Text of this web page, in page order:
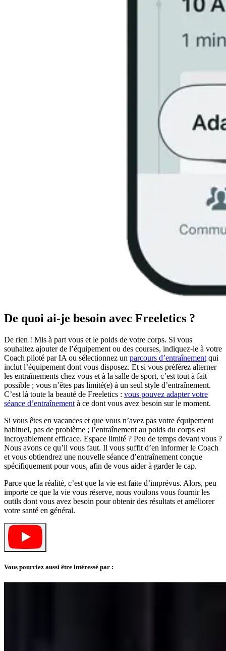
De quoi ai-je besoin avec Freeletics ?
De rien ! Mis à part vous et le poids de votre corps. Si vous
souhaitez ajouter de l’équipement ou des courses, indiquez-le à votre
Coach piloté par IA ou sélectionnez un parcours d’entraînement qui
inclut l’équipement dont vous disposez. Et si vous préférez alterner
les entraînements chez vous et à la salle de sport, c’est tout à fait
possible ; vous n’êtes pas limité(e) à un seul style d’entraînement.
C’est là toute la beauté de Freeletics : vous pouvez adapter votre
séance d’entraînement à ce dont vous avez besoin sur le moment.
Si vous êtes en vacances et que vous n’avez pas votre équipement
habituel, pas de problème ; l’entraînement au poids du corps est
incroyablement efficace. Espace limité ? Peu de temps devant vous ?
Nous avons ce qu’il vous faut. Il vous suffit d’en informer le Coach
et vous obtiendrez une nouvelle séance d’entraînement conçue
spécifiquement pour vous, afin de vous aider à garder le cap.
Parce que la réalité, c’est que la vie est faite d’imprévus. Alors, peu
importe ce que la vie vous réserve, nous voulons vous fournir les
outils dont vous avez besoin pour obtenir des résultats et améliorer
votre santé en général.
Vous pourriez aussi être intéressé par :